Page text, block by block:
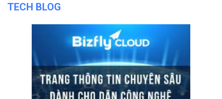
TECH BLOG